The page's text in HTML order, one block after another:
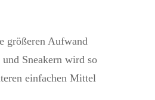
größeren Aufwand
Sneakern wird so
einfachen Mittel